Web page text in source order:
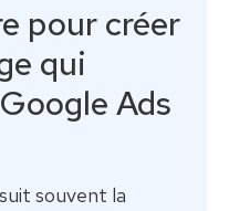
pour créer
qui
Ads
souvent la